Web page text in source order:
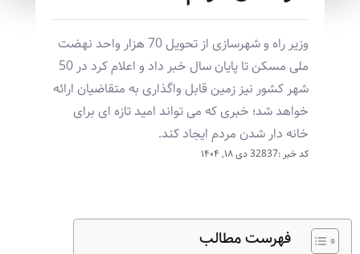
وزیر راه و شهرسازی از تحویل 70 هزار واحد نهضت
ملی مسکن تا پایان سال خبر داد و اعلام کرد در 50
شهر کشور نیز زمین قابل واگذاری به متقاضیان ارائه
خواهد شد؛ خبری که می تواند امید تازه ای برای
خانه دار شدن مردم ایجاد کند.
کد خبر :32837 دی ۱۸, ۱۴۰۴
فهرست مطالب